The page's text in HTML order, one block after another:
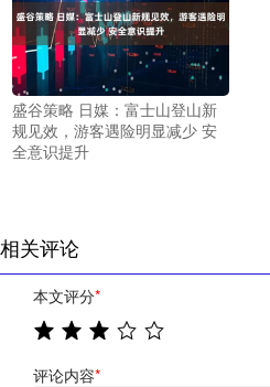
盛谷策略 日媒：富士山登山新
规见效，游客遇险明显减少 安
全意识提升
相关评论
本文评分*
评论内容*